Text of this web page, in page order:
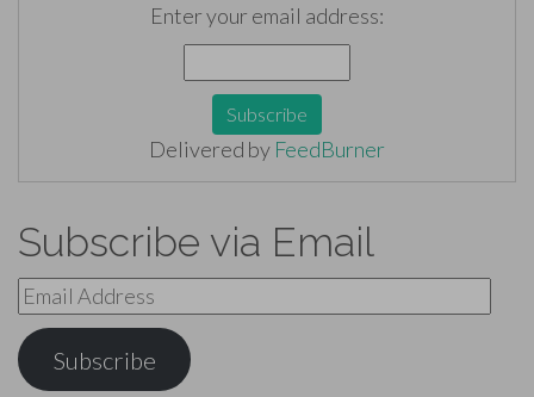
Enter your email address:
Delivered by FeedBurner
Subscribe via Email
Email
Address
Subscribe